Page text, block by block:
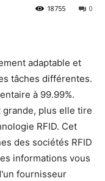
0
18755
adaptable et
tâches différentes.
à 99.99%.
plus elle tire
RFID. Cet
des sociétés RFID
informations vous
fournisseur